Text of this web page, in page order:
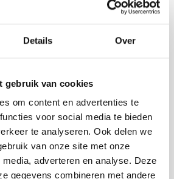
Details Over
gebruik van cookies
om content en advertenties te
voor social media te bieden
te analyseren. Ook delen we
van onze site met onze
adverteren en analyse. Deze
gegevens combineren met andere
1
(Rood)
€ 55.36incl. BTW